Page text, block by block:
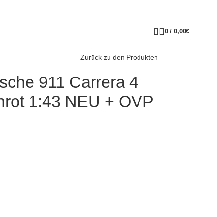
0 / 0,00€
Zurück zu den Produkten
911 Carrera 4
1:43 NEU + OVP